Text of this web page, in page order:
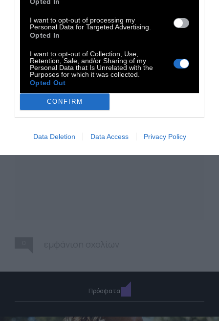
I want to opt-out of processing my
Personal Data for Targeted Advertising.
Opted In
I want to opt-out of Collection, Use,
Retention, Sale, and/or Sharing of my
Personal Data that Is Unrelated with the
Purposes for which it was collected.
Opted Out
CONFIRM
Data Deletion Data Access Privacy Policy
TAGS:
iDOCERS
Πρόσφατα